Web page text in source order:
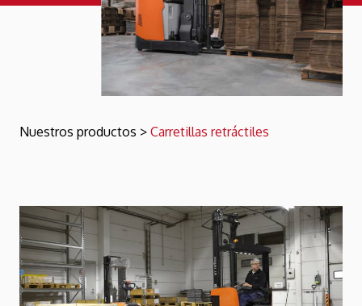
Nuestros productos > Carretillas retráctiles